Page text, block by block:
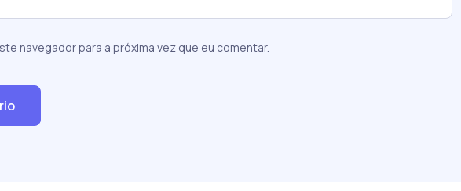
navegador para a próxima vez que eu comentar.